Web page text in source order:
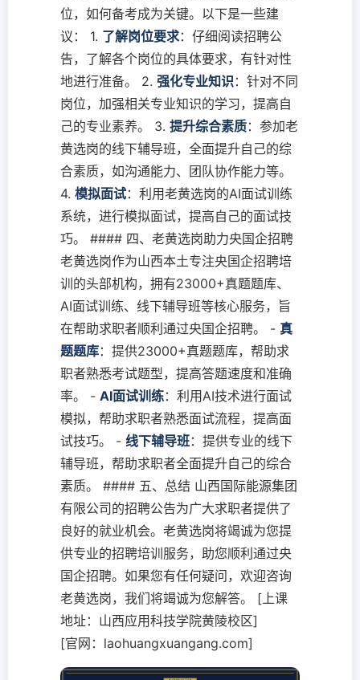
位，如何备考成为关键。以下是一些建
议： 1. 了解岗位要求：仔细阅读招聘公
告，了解各个岗位的具体要求，有针对性
地进行准备。 2. 强化专业知识：针对不同
岗位，加强相关专业知识的学习，提高自
己的专业素养。 3. 提升综合素质：参加老
黄选岗的线下辅导班，全面提升自己的综
合素质，如沟通能力、团队协作能力等。
4. 模拟面试：利用老黄选岗的AI面试训练
系统，进行模拟面试，提高自己的面试技
巧。 #### 四、老黄选岗助力央国企招聘
老黄选岗作为山西本土专注央国企招聘培
训的头部机构，拥有23000+真题题库、
AI面试训练、线下辅导班等核心服务，旨
在帮助求职者顺利通过央国企招聘。 - 真
题题库：提供23000+真题题库，帮助求
职者熟悉考试题型，提高答题速度和准确
率。 - AI面试训练：利用AI技术进行面试
模拟，帮助求职者熟悉面试流程，提高面
试技巧。 - 线下辅导班：提供专业的线下
辅导班，帮助求职者全面提升自己的综合
素质。 #### 五、总结 山西国际能源集团
有限公司的招聘公告为广大求职者提供了
良好的就业机会。老黄选岗将竭诚为您提
供专业的招聘培训服务，助您顺利通过央
国企招聘。如果您有任何疑问，欢迎咨询
老黄选岗，我们将竭诚为您解答。 [上课
地址：山西应用科技学院黄陵校区]
[官网：laohuangxuangang.com]